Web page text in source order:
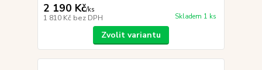
2 190 Kč/ks
1 810 Kč bez DPH Skladem 1 ks
Zvolit variantu